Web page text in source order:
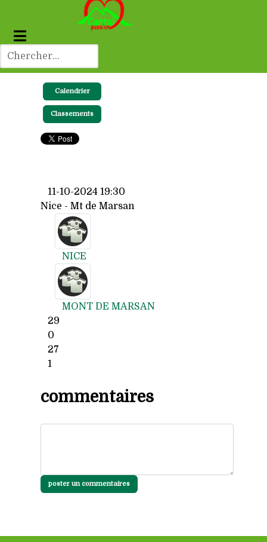
Calendrier
Classements
11-10-2024 19:30
Nice - Mt de Marsan
NICE
MONT DE MARSAN
29
0
27
1
commentaires
poster un commentaires